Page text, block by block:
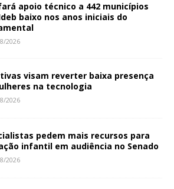
apoio técnico a 442 municípios
baixo nos anos iniciais do
2026
visam reverter baixa presença
na tecnologia
2026
pedem mais recursos para
infantil em audiência no Senado
2026